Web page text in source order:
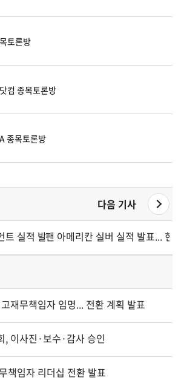
토론방
컴 종목토론방
종목토론방
다음 기사
실적 발표... 성장과 압박 사이 균형 모색
팬 아메리칸 실버 실적 발표... 현
재무책임자 임명... 전환 계획 발표
, 이사진·보수·감사 승인
책임자 리더십 전환 발표